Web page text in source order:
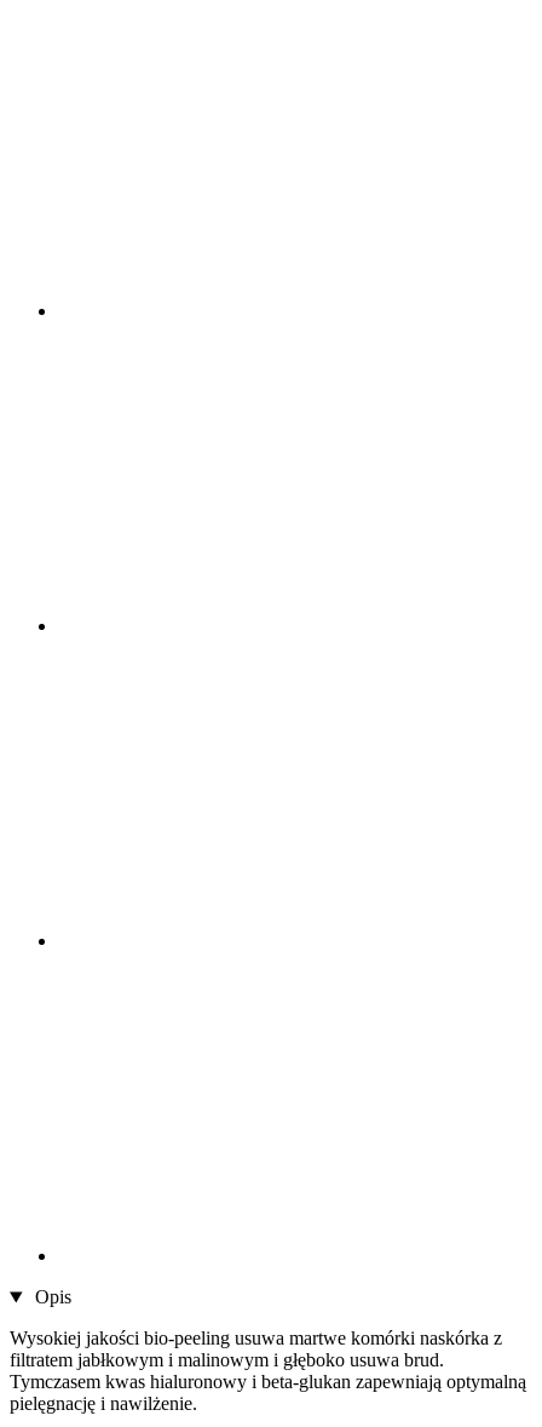
Opis
Wysokiej jakości bio-peeling usuwa martwe komórki naskórka z
filtratem jabłkowym i malinowym i głęboko usuwa brud.
Tymczasem kwas hialuronowy i beta-glukan zapewniają optymalną
pielęgnację i nawilżenie.